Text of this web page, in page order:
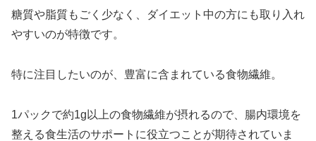
糖質や脂質もごく少なく、ダイエット中の方にも取り入れ
やすいのが特徴です。
特に注目したいのが、豊富に含まれている食物繊維。
1パックで約1g以上の食物繊維が摂れるので、腸内環境を
整える食生活のサポートに役立つことが期待されていま